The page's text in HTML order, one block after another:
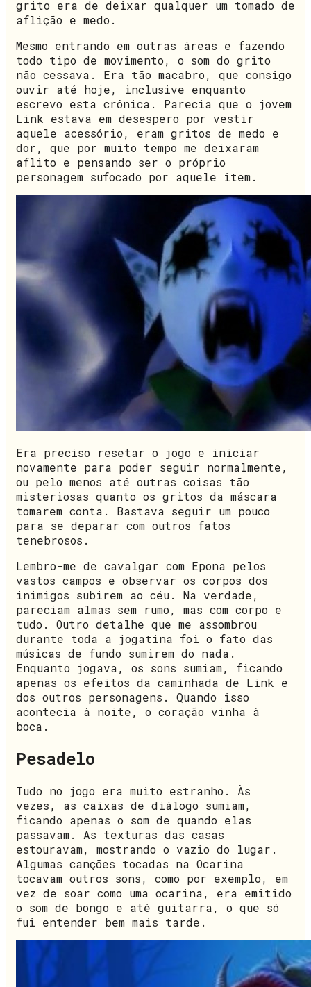
grito era de deixar qualquer um tomado de
aflição e medo.
Mesmo entrando em outras áreas e fazendo
todo tipo de movimento, o som do grito
não cessava. Era tão macabro, que consigo
ouvir até hoje, inclusive enquanto
escrevo esta crônica. Parecia que o jovem
Link estava em desespero por vestir
aquele acessório, eram gritos de medo e
dor, que por muito tempo me deixaram
aflito e pensando ser o próprio
personagem sufocado por aquele item.
Era preciso resetar o jogo e iniciar
novamente para poder seguir normalmente,
ou pelo menos até outras coisas tão
misteriosas quanto os gritos da máscara
tomarem conta. Bastava seguir um pouco
para se deparar com outros fatos
tenebrosos.
Lembro-me de cavalgar com Epona pelos
vastos campos e observar os corpos dos
inimigos subirem ao céu. Na verdade,
pareciam almas sem rumo, mas com corpo e
tudo. Outro detalhe que me assombrou
durante toda a jogatina foi o fato das
músicas de fundo sumirem do nada.
Enquanto jogava, os sons sumiam, ficando
apenas os efeitos da caminhada de Link e
dos outros personagens. Quando isso
acontecia à noite, o coração vinha à
boca.
Pesadelo
Tudo no jogo era muito estranho. Às
vezes, as caixas de diálogo sumiam,
ficando apenas o som de quando elas
passavam. As texturas das casas
estouravam, mostrando o vazio do lugar.
Algumas canções tocadas na Ocarina
tocavam outros sons, como por exemplo, em
vez de soar como uma ocarina, era emitido
o som de bongo e até guitarra, o que só
fui entender bem mais tarde.